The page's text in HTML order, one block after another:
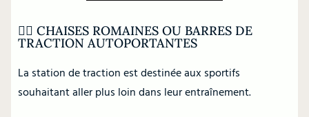
🏋️‍♂️ CHAISES ROMAINES OU BARRES DE
TRACTION AUTOPORTANTES
La station de traction est destinée aux sportifs
souhaitant aller plus loin dans leur entraînement.